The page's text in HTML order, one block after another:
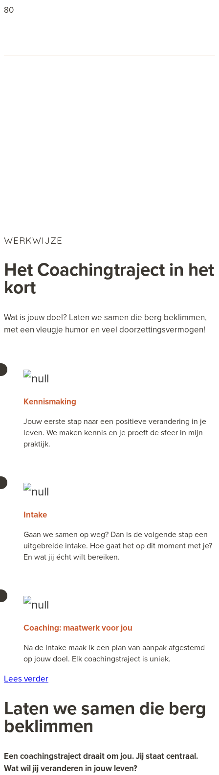
WERKWIJZE
Het Coachingtraject in het
kort
Wat is jouw doel? Laten we samen die berg beklimmen,
met een vleugje humor en veel doorzettingsvermogen!
Kennismaking
Jouw eerste stap naar een positieve verandering in je
leven. We maken kennis en je proeft de sfeer in mijn
praktijk.
Intake
Gaan we samen op weg? Dan is de volgende stap een
uitgebreide intake. Hoe gaat het op dit moment met je?
En wat jij écht wilt bereiken.
Coaching: maatwerk voor jou
Na de intake maak ik een plan van aanpak afgestemd
op jouw doel. Elk coachingstraject is uniek.
Lees verder
Laten we samen die berg
beklimmen
Een coachingstraject draait om jou. Jij staat centraal.
Wat wil jij veranderen in jouw leven?